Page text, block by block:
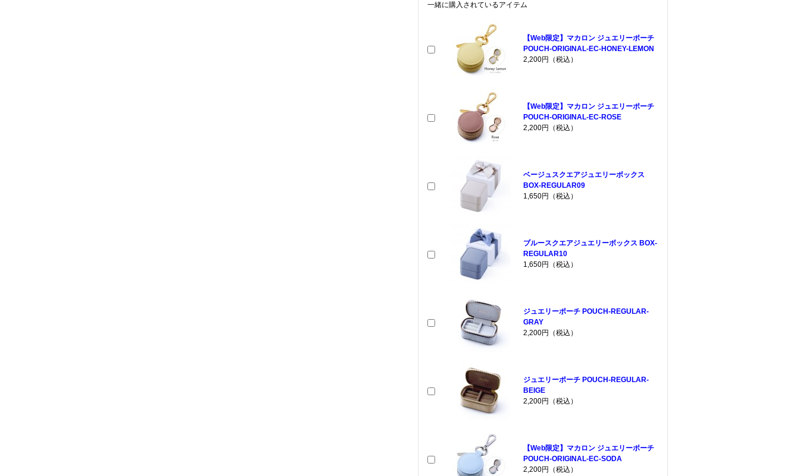
一緒に購入されているアイテム
【Web限定】マカロン ジュエリーポーチ
POUCH-ORIGINAL-EC-HONEY-LEMON
2,200円（税込）
【Web限定】マカロン ジュエリーポーチ
POUCH-ORIGINAL-EC-ROSE
2,200円（税込）
ベージュスクエアジュエリーボックス
BOX-REGULAR09
1,650円（税込）
ブルースクエアジュエリーボックス BOX-
REGULAR10
1,650円（税込）
ジュエリーポーチ POUCH-REGULAR-
GRAY
2,200円（税込）
ジュエリーポーチ POUCH-REGULAR-
BEIGE
2,200円（税込）
【Web限定】マカロン ジュエリーポーチ
POUCH-ORIGINAL-EC-SODA
2,200円（税込）